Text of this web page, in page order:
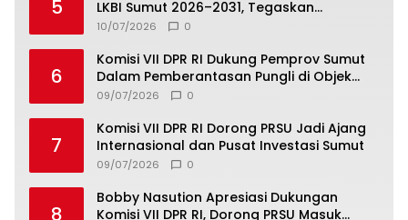
5
LKBI Sumut 2026–2031, Tegaskan
Komitmen Perkuat Toleransi dan
10/07/2026 0
6
Komisi VII DPR RI Dukung Pemprov Sumut
Dalam Pemberantasan Pungli di Objek
Wisata
09/07/2026 0
7
Komisi VII DPR RI Dorong PRSU Jadi Ajang
Internasional dan Pusat Investasi Sumut
09/07/2026 0
8
Bobby Nasution Apresiasi Dukungan
Komisi VII DPR RI, Dorong PRSU Masuk